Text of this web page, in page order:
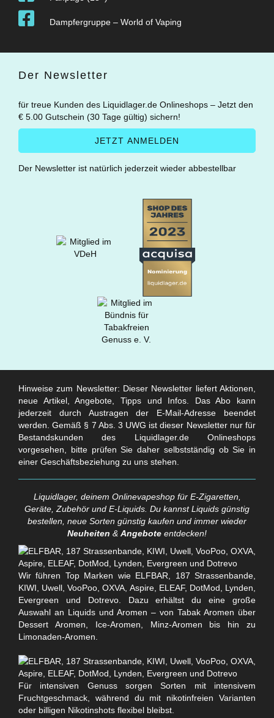
Dampfergruppe – World of Vaping
Der Newsletter
für treue Kunden des Liquidlager.de Onlineshops – Jetzt den
€ 5.00 Gutschein (30 Tage gültig) sichern!
Der Newsletter ist natürlich jederzeit wieder abbestellbar
Hinweise zum Newsletter: Dieser Newsletter liefert Aktionen,
neue Artikel, Angebote, Tipps und Infos. Das Abo kann
jederzeit durch Austragen der E-Mail-Adresse beendet
werden. Gemäß § 7 Abs. 3 UWG ist dieser Newsletter nur für
Bestandskunden des Liquidlager.de Onlineshops
vorgesehen, bitte prüfen Sie daher selbstständig ob Sie in
einer Geschäftsbeziehung zu uns stehen.
Liquidlager, deinem Onlinevapeshop für E-Zigaretten,
Geräte, Zubehör und E-Liquids. Du kannst Liquids günstig
bestellen, neue Sorten günstig kaufen und immer wieder
Neuheiten & Angebote entdecken!
Wir führen Top Marken wie ELFBAR, 187 Strassenbande,
KIWI, Uwell, VooPoo, OXVA, Aspire, ELEAF, DotMod, Lynden,
Evergreen und Dotrevo. Dazu erhältst du eine große
Auswahl an Liquids und Aromen – von Tabak Aromen über
Dessert Aromen, Ice-Aromen, Minz-Aromen bis hin zu
Limonaden-Aromen.
Für intensiven Genuss sorgen Sorten mit intensivem
Fruchtgeschmack, während du mit nikotinfreien Varianten
oder billigen Nikotinshots flexibel bleibst.